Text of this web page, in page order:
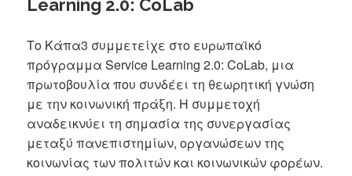
Learning 2.0: CoLab
Το Κάπα3 συμμετείχε στο ευρωπαϊκό
πρόγραμμα Service Learning 2.0: CoLab, μια
πρωτοβουλία που συνδέει τη θεωρητική γνώση
με την κοινωνική πράξη. Η συμμετοχή
αναδεικνύει τη σημασία της συνεργασίας
μεταξύ πανεπιστημίων, οργανώσεων της
κοινωνίας των πολιτών και κοινωνικών φορέων.